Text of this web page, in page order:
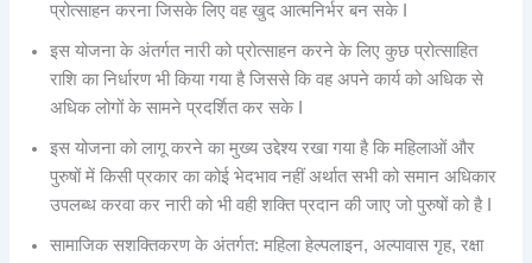
प्रोत्साहन करना जिसके लिए वह खुद आत्मनिर्भर बन सके I
इस योजना के अंतर्गत नारी को प्रोत्साहन करने के लिए कुछ प्रोत्साहित
राशि का निर्धारण भी किया गया है जिससे कि वह अपने कार्य को अधिक से
अधिक लोगों के सामने प्रदर्शित कर सके I
इस योजना को लागू करने का मुख्य उद्देश्य रखा गया है कि महिलाओं और
पुरुषों में किसी प्रकार का कोई भेदभाव नहीं अर्थात सभी को समान अधिकार
उपलब्ध करवा कर नारी को भी वही शक्ति प्रदान की जाए जो पुरुषों को है I
सामाजिक सशक्तिकरण के अंतर्गत: महिला हेल्पलाइन, अल्पावास गृह, रक्षा